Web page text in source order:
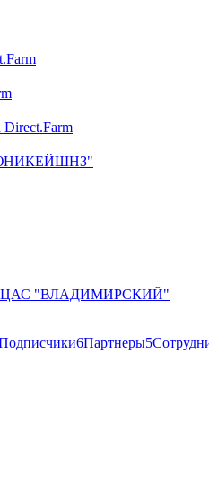
Direct.Farm
ЦАС "ВЛАДИМИРСКИЙ"
6Партнеры5